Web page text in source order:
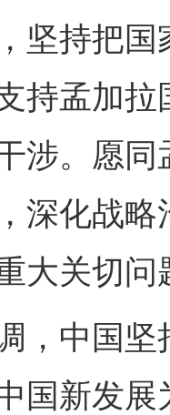
坚持把
持孟加
涉。愿
深化战
大关切
中国坚
国新发